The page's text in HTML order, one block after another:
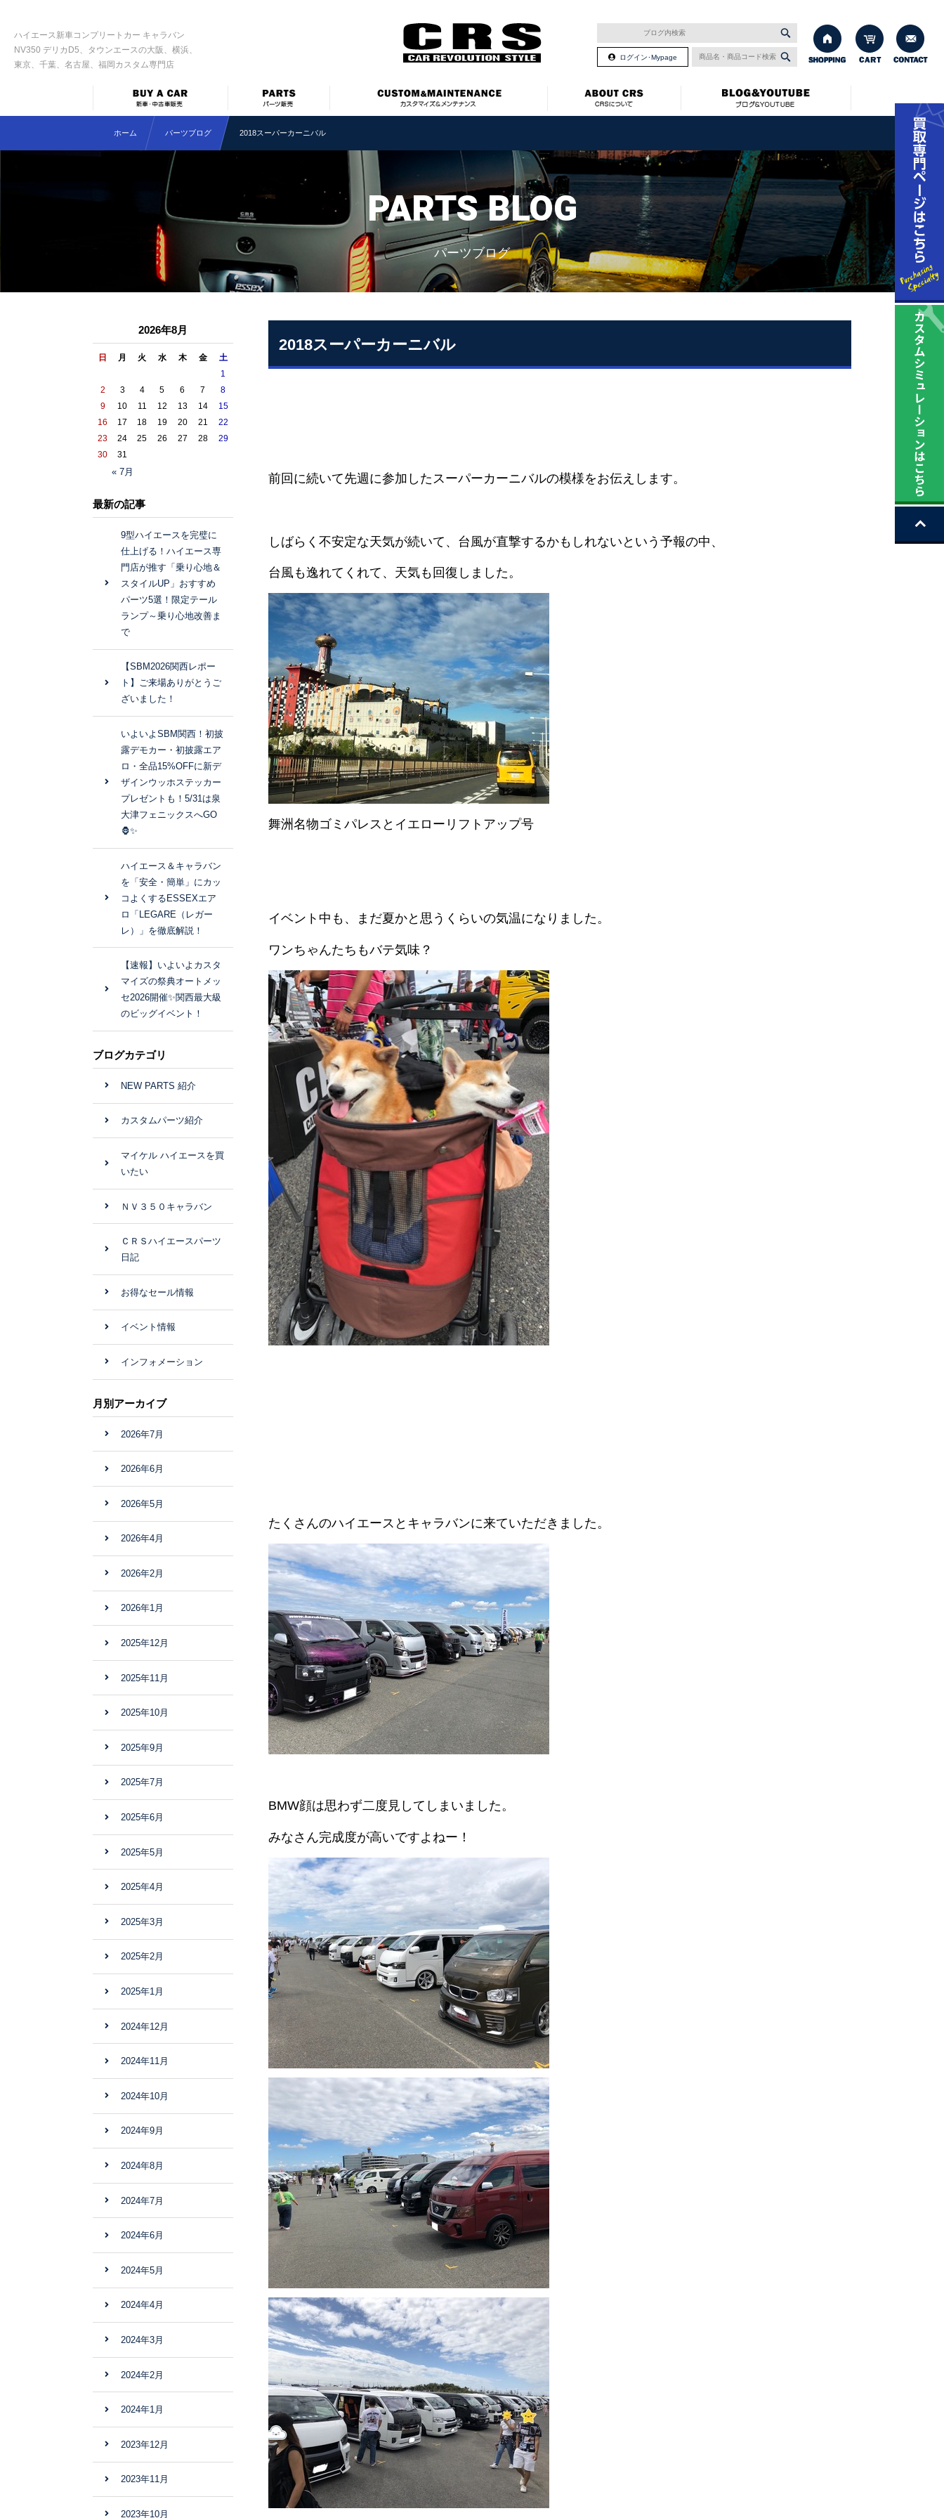
ハイエース新車コンプリートカー キャラバン
NV350 デリカD5、タウンエースの大阪、横浜、
東京、千葉、名古屋、福岡カスタム専門店
ログイン･Mypage
ホーム パーツブログ 2018スーパーカーニバル
PARTS BLOG
パーツブログ
2018スーパーカーニバル
前回に続いて先週に参加したスーパーカーニバルの模様をお伝えします。
しばらく不安定な天気が続いて、台風が直撃するかもしれないという予報の中、
台風も逸れてくれて、天気も回復しました。
舞洲名物ゴミパレスとイエローリフトアップ号
イベント中も、まだ夏かと思うくらいの気温になりました。
ワンちゃんたちもバテ気味？
たくさんのハイエースとキャラバンに来ていただきました。
BMW顔は思わず二度見してしまいました。
みなさん完成度が高いですよねー！
2026年8月
日 月 火 水 木 金 土
« 7月
1
2
3 4 5 6 7
8
9
10 11 12 13 14
15
16
17 18 19 20 21
22
23
24 25 26 27 28
29
30
31
最新の記事
9型ハイエースを完璧に
仕上げる！ハイエース専
門店が推す「乗り心地＆
スタイルUP」おすすめ
パーツ5選！限定テール
ランプ～乗り心地改善ま
で
【SBM2026関西レポー
ト】ご来場ありがとうご
ざいました！
いよいよSBM関西！初披
露デモカー・初披露エア
ロ・全品15%OFFに新デ
ザインウッホステッカー
プレゼントも！5/31は泉
大津フェニックスへGO
🦍✨
ハイエース＆キャラバン
を「安全・簡単」にカッ
コよくするESSEXエア
ロ「LEGARE（レガー
レ）」を徹底解説！
【速報】いよいよカスタ
マイズの祭典オートメッ
セ2026開催✨関西最大級
のビッグイベント！
ブログカテゴリ
NEW PARTS 紹介
カスタムパーツ紹介
マイケル ハイエースを買
いたい
ＮＶ３５０キャラバン
ＣＲＳハイエースパーツ
日記
お得なセール情報
イベント情報
インフォメーション
月別アーカイブ
2026年7月
2026年6月
2026年5月
2026年4月
2026年2月
2026年1月
2025年12月
2025年11月
2025年10月
2025年9月
2025年7月
2025年6月
2025年5月
2025年4月
2025年3月
2025年2月
2025年1月
2024年12月
2024年11月
2024年10月
2024年9月
2024年8月
2024年7月
2024年6月
2024年5月
2024年4月
2024年3月
2024年2月
2024年1月
2023年12月
2023年11月
2023年10月